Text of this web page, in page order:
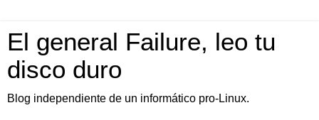
El general Failure, leo tu
disco duro
Blog independiente de un informático pro-Linux.